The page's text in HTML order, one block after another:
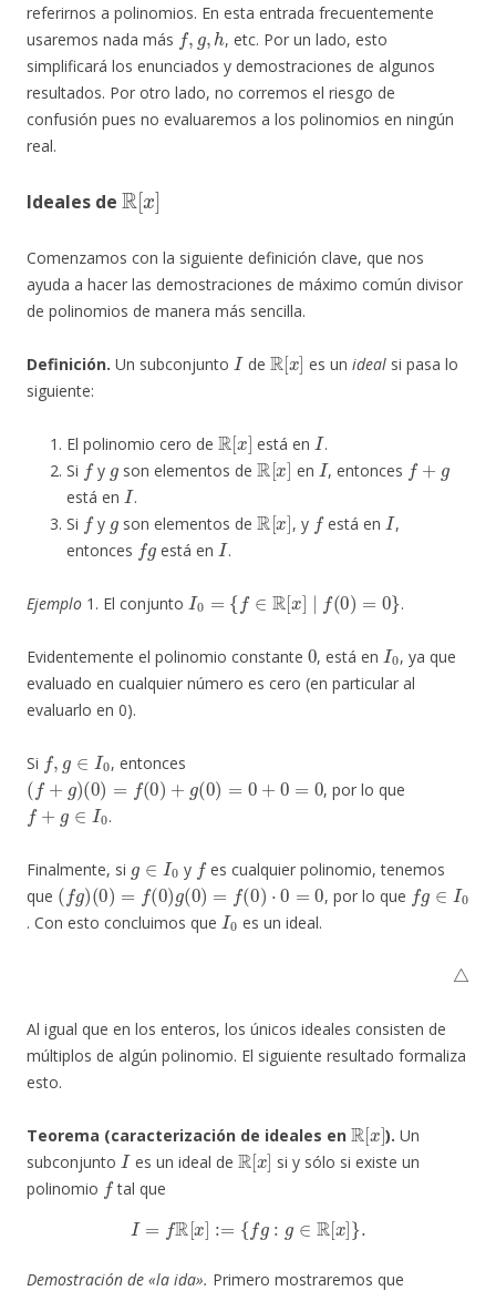
referirnos a polinomios. En esta entrada frecuentemente
usaremos nada más
f,g ,h
, etc. Por un lado, esto
simplificará los enunciados y demostraciones de algunos
resultados. Por otro lado, no corremos el riesgo de
confusión pues no evaluaremos a los polinomios en ningún
real.
Ideales de
R [ ]
Comenzamos con la siguiente definición clave, que nos
ayuda a hacer las demostraciones de máximo común divisor
de polinomios de manera más sencilla.
Definición. Un subconjunto
I
de
R [x ]
es un idealsi pasa lo
siguiente:
El polinomio cero de
R [x ]
está en
I
.
Si
f
y
g
son elementos de
R[x]
en
I
, entonces
f+
está en
I
.
Si
f
y
g
son elementos de
R [x ]
, y está en
I
,
entonces
fg
está en
I
.
Ejemplo 1. El conjunto
I0 ∈R x]∣f 0 ) =0}
.
Evidentemente el polinomio constante
0
, está en
I0
, ya que
evaluado en cualquier número es cero (en particular al
evaluarlo en 0).
Si
, 0
, entonces
(f+g)( 0)=f(0)+g(0)=0 +0=
, por lo que
f+ ∈I0
.
Finalmente, si
0
y
es cualquier polinomio, tenemos
que
(fg)(0)=f (0 )g(0) =f( 0)⋅ 0=0
, por lo que
fg∈ 0
. Con esto concluimos que
I0
es un ideal.
△
Al igual que en los enteros, los únicos ideales consisten de
múltiplos de algún polinomio. El siguiente resultado formaliza
esto.
Teorema (caracterización de ideales en
R [ x]
). Un
subconjunto
I
es un ideal de
R[x ]
si y sólo si existe un
polinomio
f
tal que
=fR[x ]:= fg:g ∈R [x]}.
Demostración de «la ida». Primero mostraremos que